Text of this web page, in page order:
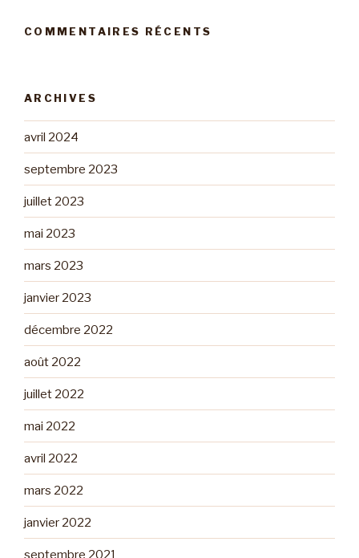
COMMENTAIRES RÉCENTS
ARCHIVES
avril 2024
septembre 2023
juillet 2023
mai 2023
mars 2023
janvier 2023
décembre 2022
août 2022
juillet 2022
mai 2022
avril 2022
mars 2022
janvier 2022
septembre 2021